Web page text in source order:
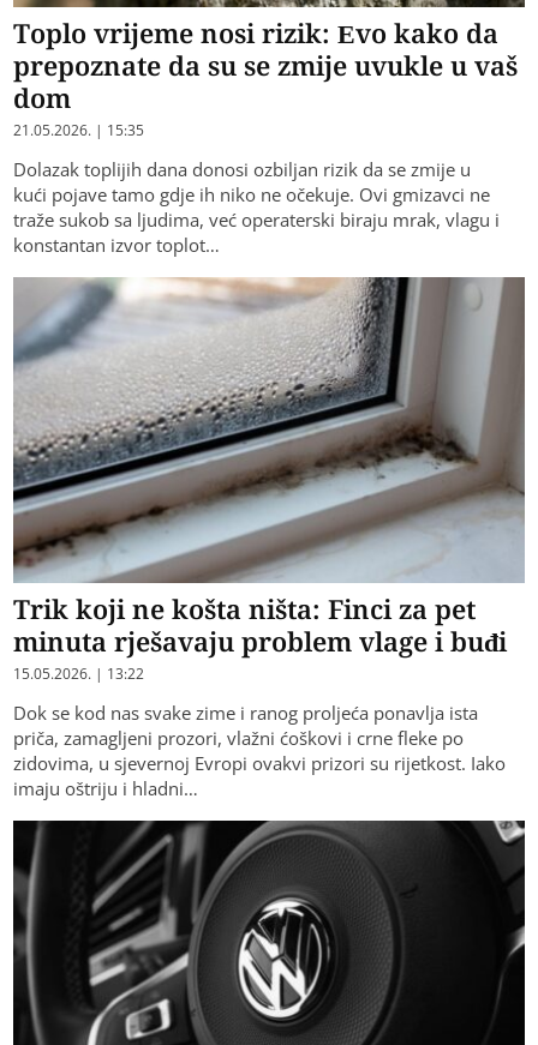
Toplo vrijeme nosi rizik: Evo kako da
prepoznate da su se zmije uvukle u vaš
dom
21.05.2026. | 15:35
Dolazak toplijih dana donosi ozbiljan rizik da se zmije u
kući pojave tamo gdje ih niko ne očekuje. Ovi gmizavci ne
traže sukob sa ljudima, već operaterski biraju mrak, vlagu i
konstantan izvor toplot…
Trik koji ne košta ništa: Finci za pet
minuta rješavaju problem vlage i buđi
15.05.2026. | 13:22
Dok se kod nas svake zime i ranog proljeća ponavlja ista
priča, zamagljeni prozori, vlažni ćoškovi i crne fleke po
zidovima, u sjevernoj Evropi ovakvi prizori su rijetkost. Iako
imaju oštriju i hladni…